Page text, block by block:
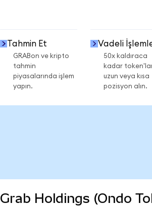
Tahmin Et
GRABon ve kripto
tahmin
piyasalarında işlem
yapın.
Vadeli
50x kaldıraca
kadar
uzun veya kısa
pozisyon alın.
Grab Holdings (Ondo